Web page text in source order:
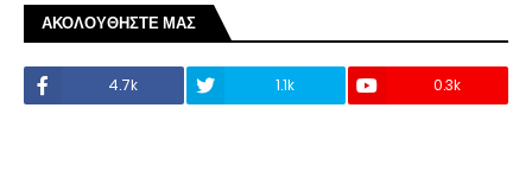
ΑΚΟΛΟΥΘΗΣΤΕ ΜΑΣ
4.7k 1.1k 0.3k